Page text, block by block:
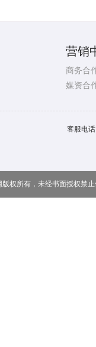
营销
商务合
媒资合
客服电
版权所有，未经书面授权